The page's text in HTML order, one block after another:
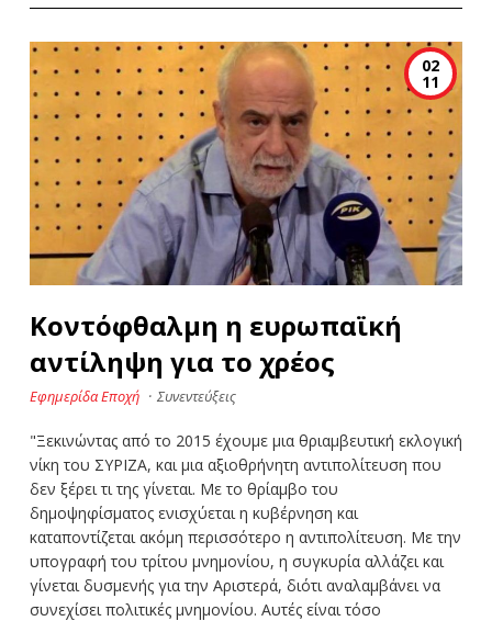
02
11
Κοντόφθαλμη η ευρωπαϊκή
αντίληψη για το χρέος
Εφημερίδα Εποχή · Συνεντεύξεις
"Ξεκινώντας από το 2015 έχουμε μια θριαμβευτική εκλογική
νίκη του ΣΥΡΙΖΑ, και μια αξιοθρήνητη αντιπολίτευση που
δεν ξέρει τι της γίνεται. Με το θρίαμβο του
δημοψηφίσματος ενισχύεται η κυβέρνηση και
καταποντίζεται ακόμη περισσότερο η αντιπολίτευση. Με την
υπογραφή του τρίτου μνημονίου, η συγκυρία αλλάζει και
γίνεται δυσμενής για την Αριστερά, διότι αναλαμβάνει να
συνεχίσει πολιτικές μνημονίου. Αυτές είναι τόσο